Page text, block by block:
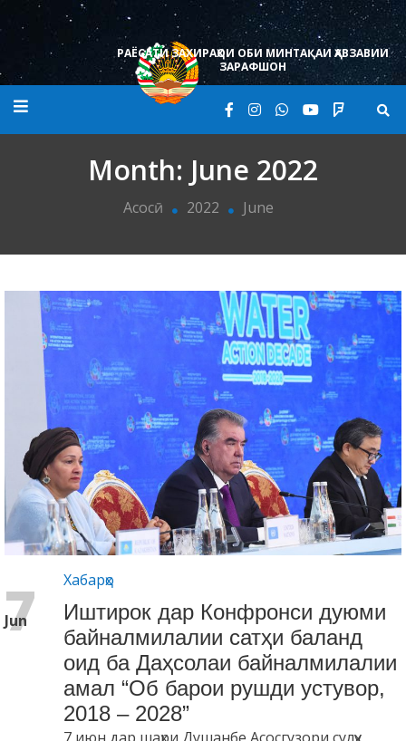
to
content
РАЁСАТИ ЗАХИРАҲОИ ОБИ МИНТАҚАИ ҲАВЗАВИИ
ЗАРАФШОН
Month: June 2022
Асосӣ 2022 June
Jun
7 Хабарҳо
Иштирок дар Конфронси дуюми
байналмилалии сатҳи баланд
оид ба Даҳсолаи байналмилалии
амал “Об барои рушди устувор,
2018 – 2028”